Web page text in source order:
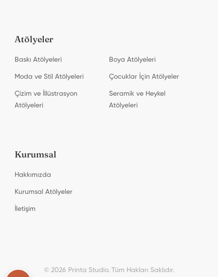
Atölyeler
Baskı Atölyeleri Boya Atölyeleri
Moda ve Stil Atölyeleri Çocuklar İçin Atölyeler
Çizim ve İllüstrasyon
Atölyeleri
Seramik ve Heykel
Atölyeleri
Kurumsal
Hakkımızda
Kurumsal Atölyeler
İletişim
© 2026 Printa Studio. Tüm Hakları Saklıdır.